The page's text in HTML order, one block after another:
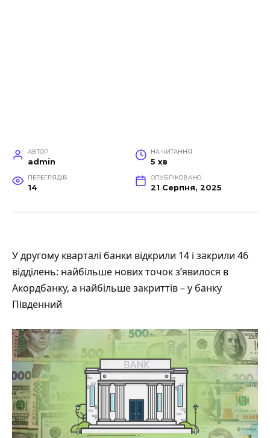
АВТОР
admin
НА ЧИТАННЯ
5 хв
ПЕРЕГЛЯДІВ
14
ОПУБЛІКОВАНО
21 Серпня, 2025
У другому кварталі банки відкрили 14 і закрили 46
відділень: найбільше нових точок з’явилося в
Акордбанку, а найбільше закриттів – у банку
Південний